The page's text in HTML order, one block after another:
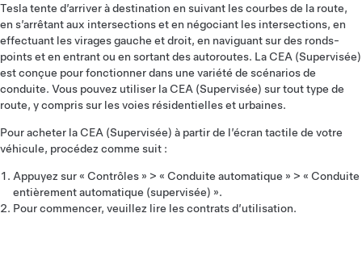
Tesla tente d’arriver à destination en suivant les courbes de la route,
en s’arrêtant aux intersections et en négociant les intersections, en
effectuant les virages gauche et droit, en naviguant sur des ronds-
points et en entrant ou en sortant des autoroutes. La CEA (Supervisée)
est conçue pour fonctionner dans une variété de scénarios de
conduite. Vous pouvez utiliser la CEA (Supervisée) sur tout type de
route, y compris sur les voies résidentielles et urbaines.
Pour acheter la CEA (Supervisée) à partir de l’écran tactile de votre
véhicule, procédez comme suit :
Appuyez sur « Contrôles » > « Conduite automatique » > « Conduite
entièrement automatique (supervisée) ».
Pour commencer, veuillez lire les contrats d’utilisation.